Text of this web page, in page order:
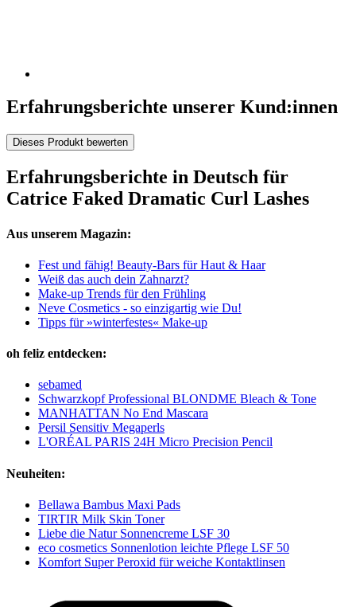
Erfahrungsberichte unserer Kund:innen
Dieses Produkt bewerten
Erfahrungsberichte in Deutsch für
Catrice Faked Dramatic Curl Lashes
Aus unserem Magazin:
Fest und fähig! Beauty-Bars für Haut & Haar
Weiß das auch dein Zahnarzt?
Make-up Trends für den Frühling
Neve Cosmetics - so einzigartig wie Du!
Tipps für »winterfestes« Make-up
oh feliz entdecken:
sebamed
Schwarzkopf Professional BLONDME Bleach & Tone
MANHATTAN No End Mascara
Persil Sensitiv Megaperls
L'ORÉAL PARIS 24H Micro Precision Pencil
Neuheiten:
Bellawa Bambus Maxi Pads
TIRTIR Milk Skin Toner
Liebe die Natur Sonnencreme LSF 30
eco cosmetics Sonnenlotion leichte Pflege LSF 50
Komfort Super Peroxid für weiche Kontaktlinsen